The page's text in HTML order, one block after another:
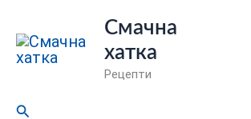
до
вмісту
Смачна
хатка
Рецепти
Пошук